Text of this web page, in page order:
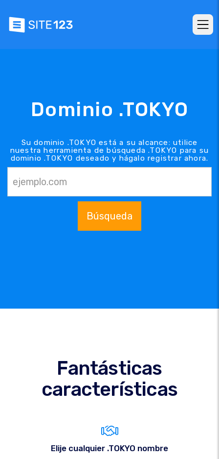
Dominio .TOKYO
Su dominio .TOKYO está a su alcance: utilice
nuestra herramienta de búsqueda .TOKYO para su
dominio .TOKYO deseado y hágalo registrar ahora.
Búsqueda
Fantásticas
características
Elije cualquier .TOKYO nombre